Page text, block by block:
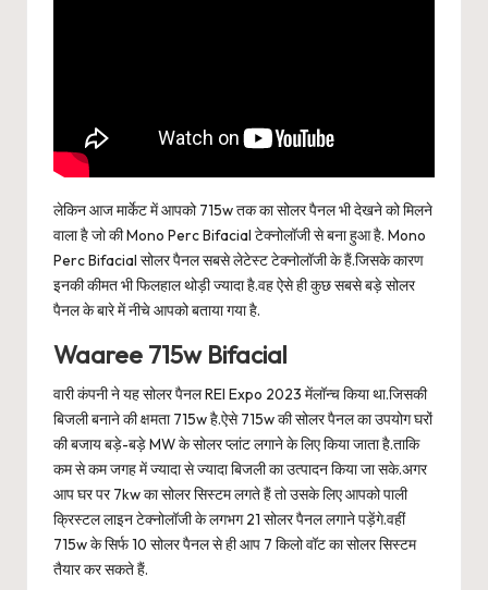
लेकिन आज मार्केट में आपको 715w तक का सोलर पैनल भी देखने को मिलने
वाला है जो की Mono Perc Bifacial टेक्नोलॉजी से बना हुआ है. Mono
Perc Bifacial सोलर पैनल सबसे लेटेस्ट टेक्नोलॉजी के हैं.जिसके कारण
इनकी कीमत भी फिलहाल थोड़ी ज्यादा है.वह ऐसे ही कुछ सबसे बड़े सोलर
पैनल के बारे में नीचे आपको बताया गया है.
Waaree 715w Bifacial
वारी कंपनी ने यह सोलर पैनल REI Expo 2023 मेंलॉन्च किया था.जिसकी
बिजली बनाने की क्षमता 715w है.ऐसे 715w की सोलर पैनल का उपयोग घरों
की बजाय बड़े-बड़े MW के सोलर प्लांट लगाने के लिए किया जाता है.ताकि
कम से कम जगह में ज्यादा से ज्यादा बिजली का उत्पादन किया जा सके.अगर
आप घर पर 7kw का सोलर सिस्टम लगते हैं तो उसके लिए आपको पाली
क्रिस्टल लाइन टेक्नोलॉजी के लगभग 21 सोलर पैनल लगाने पड़ेंगे.वहीं
715w के सिर्फ 10 सोलर पैनल से ही आप 7 किलो वॉट का सोलर सिस्टम
तैयार कर सकते हैं.